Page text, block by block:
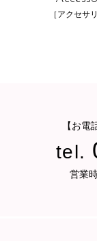
［アクセサ
【お電
tel.
営業